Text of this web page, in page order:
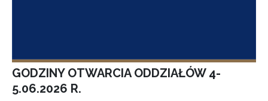
GODZINY OTWARCIA ODDZIAŁÓW 4-
5.06.2026 R.